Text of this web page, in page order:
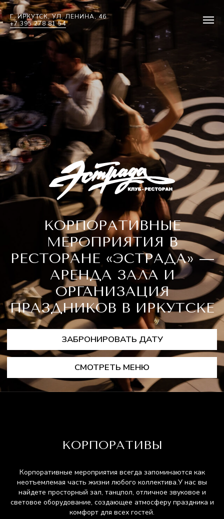
Г. ИРКУТСК, УЛ. ЛЕНИНА, 46
+7 395 278 81 54
ЗАБРОНИРОВАТЬ ДАТУ
СМОТРЕТЬ МЕНЮ
КОРПОРАТИВНЫЕ
МЕРОПРИЯТИЯ В
РЕСТОРАНЕ «ЭСТРАДА» —
АРЕНДА ЗАЛА И
ОРГАНИЗАЦИЯ
ПРАЗДНИКОВ В ИРКУТСКЕ
КОРПОРАТИВЫ
Корпоративные мероприятия всегда запоминаются как
неотъемлемая часть жизни любого коллектива.У нас вы
найдете просторный зал, танцпол, отличное звуковое и
световое оборудование, создающее атмосферу праздника и
комфорт для всех гостей.